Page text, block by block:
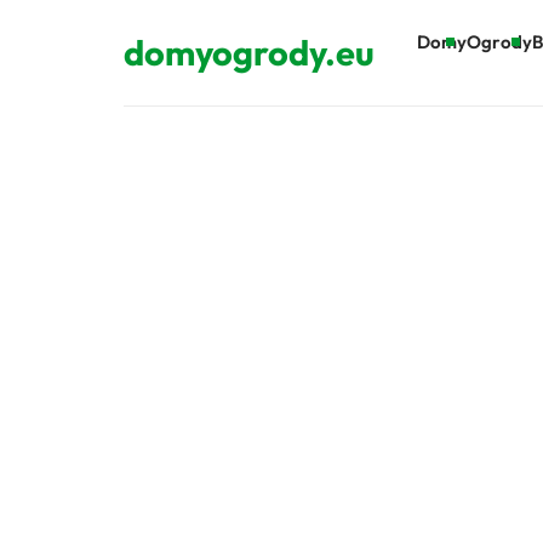
domyogrody.eu DomyOgrody